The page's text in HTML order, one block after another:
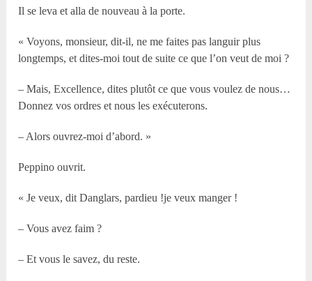
Il se leva et alla de nouveau à la porte.
« Voyons, monsieur, dit-il, ne me faites pas languir plus
longtemps, et dites-moi tout de suite ce que l’on veut de moi ?
– Mais, Excellence, dites plutôt ce que vous voulez de nous…
Donnez vos ordres et nous les exécuterons.
– Alors ouvrez-moi d’abord. »
Peppino ouvrit.
« Je veux, dit Danglars, pardieu !je veux manger !
– Vous avez faim ?
– Et vous le savez, du reste.